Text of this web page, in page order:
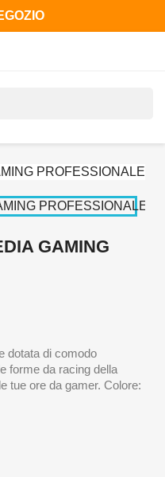
GAMING
dotata di comodo
forme da racing della
tue ore da gamer. Colore: